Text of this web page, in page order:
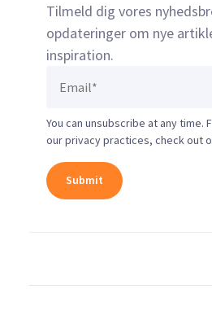
Tilmeld dig vores
opdateringer om nye
inspiration.
You can unsubscribe at any time.
our privacy practices, check out